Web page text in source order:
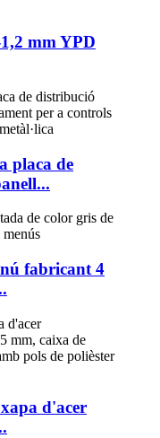
mm YPD
placa de
fabricant 4
d'acer